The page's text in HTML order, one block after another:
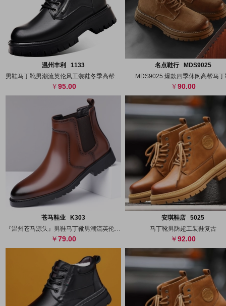
代发
温州丰利 1133
95.00
代发
名点鞋行 MDS9025
MDS9025 爆款四季休闲高帮马丁
90.00
代发
苍马鞋业 K303
79.00
代发
安琪鞋店 5025
马丁靴男防超工装鞋复古
92.00